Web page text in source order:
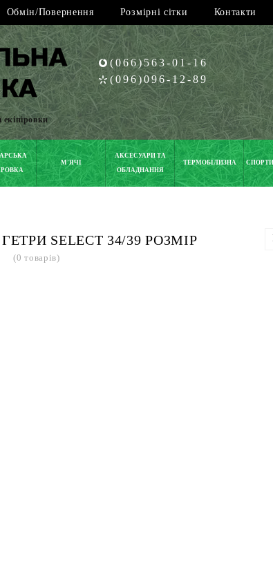
Обмін/Повернення Розмірні сітки Контакти
(066)563-01-16
(096)096-12-89
М'ЯЧІ
АКСЕСУАРИ ТА
ОБЛАДНАННЯ
ТЕРМОБІЛИЗНА
ГЕТРИ SELECT 34/39 РОЗМІР
(0 товарів)